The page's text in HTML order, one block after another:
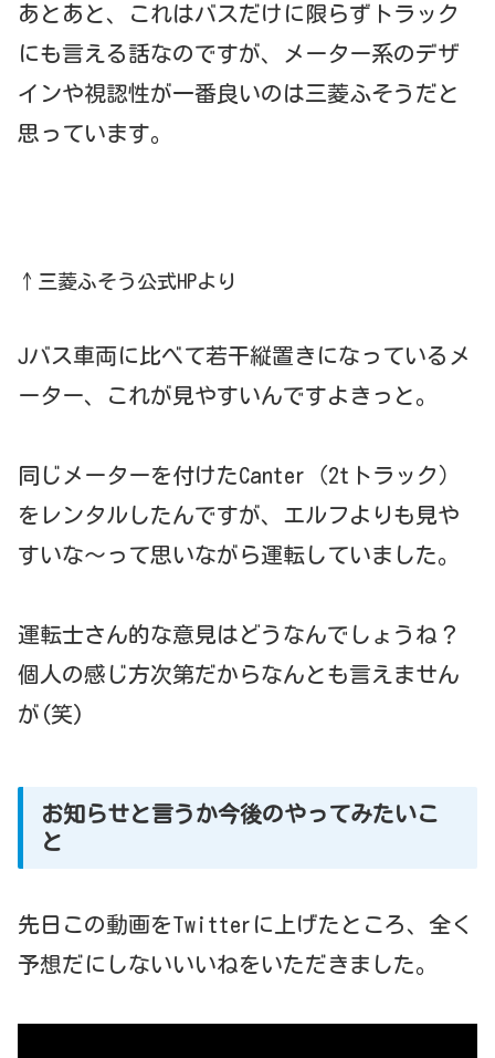
あとあと、これはバスだけに限らずトラック
にも言える話なのですが、メーター系のデザ
インや視認性が一番良いのは三菱ふそうだと
思っています。
↑三菱ふそう公式HPより
Jバス車両に比べて若干縦置きになっているメ
ーター、これが見やすいんですよきっと。
同じメーターを付けたCanter（2tトラック）
をレンタルしたんですが、エルフよりも見や
すいな～って思いながら運転していました。
運転士さん的な意見はどうなんでしょうね？
個人の感じ方次第だからなんとも言えません
が(笑)
お知らせと言うか今後のやってみたいこ
と
先日この動画をTwitterに上げたところ、全く
予想だにしないいいねをいただきました。